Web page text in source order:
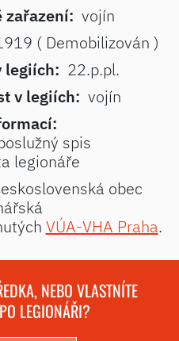
zařazení: vojín
( Demobilizován )
legiích: 22.p.pl.
v legiích: vojín
spis
legionáře
obec
VÚA-VHA Praha.
NEBO VLASTNÍTE
LEGIONÁŘI?